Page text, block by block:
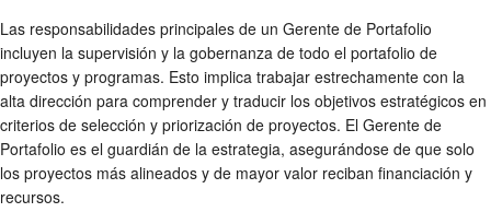
Las responsabilidades principales de un Gerente de Portafolio
incluyen la supervisión y la gobernanza de todo el portafolio de
proyectos y programas. Esto implica trabajar estrechamente con la
alta dirección para comprender y traducir los objetivos estratégicos en
criterios de selección y priorización de proyectos. El Gerente de
Portafolio es el guardián de la estrategia, asegurándose de que solo
los proyectos más alineados y de mayor valor reciban financiación y
recursos.